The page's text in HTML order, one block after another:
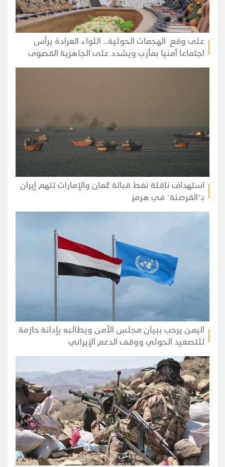
على وقع الهجمات الحوثية.. اللواء العرادة يرأس
اجتماعا أمنيا بمأرب ويشدد على الجاهزية القصوى
استهداف ناقلة نفط قبالة عُمان والإمارات تتهم إيران
بـ"القرصنة" في هرمز
اليمن يرحب ببيان مجلس الأمن ويطالبه بإدانة حازمة
للتصعيد الحوثي ووقف الدعم الإيراني